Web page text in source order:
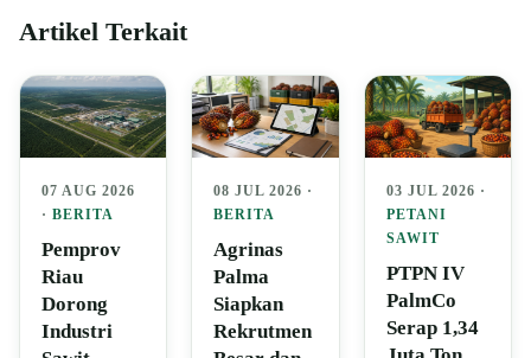
Artikel Terkait
07 AUG 2026
· BERITA
Pemprov
Riau
Dorong
Industri
08 JUL 2026 ·
BERITA
Agrinas
Palma
Siapkan
Rekrutmen
03 JUL 2026 ·
PETANI
SAWIT
PTPN IV
PalmCo
Serap 1,34